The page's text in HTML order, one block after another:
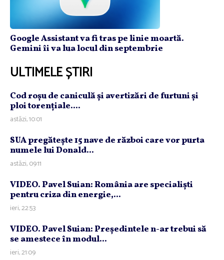
Google Assistant va fi tras pe linie moartă.
Gemini îi va lua locul din septembrie
ULTIMELE ȘTIRI
Cod roşu de caniculă şi avertizări de furtuni şi
ploi torenţiale....
astăzi, 10:01
SUA pregăteşte 15 nave de război care vor purta
numele lui Donald...
astăzi, 09:11
VIDEO. Pavel Suian: România are specialişti
pentru criza din energie,...
ieri, 22:53
VIDEO. Pavel Suian: Preşedintele n-ar trebui să
se amestece în modul...
ieri, 21:09